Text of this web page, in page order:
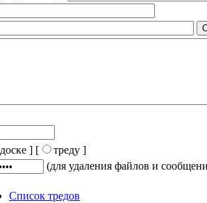
доске ] [
треду ]
(для удаления файлов и
Список тредов